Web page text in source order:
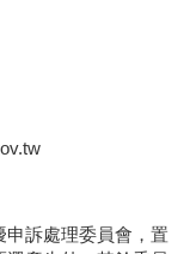
訴處理委員會，置